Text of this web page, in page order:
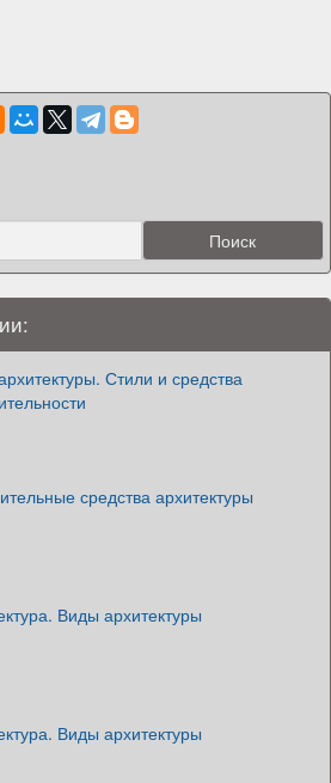
Стили и средства
средства архитектуры
Виды архитектуры
Виды архитектуры